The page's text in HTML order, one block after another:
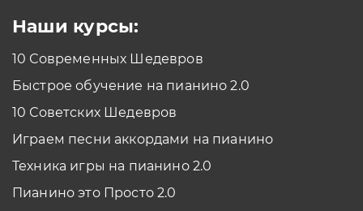
Как проходить задания в тренажерах с
помощью Планшета/телефона?
Наши курсы:
10 Современных Шедевров
Быстрое обучение на пианино 2.0
10 Советских Шедевров
Играем песни аккордами на пианино
Техника игры на пианино 2.0
Пианино это Просто 2.0